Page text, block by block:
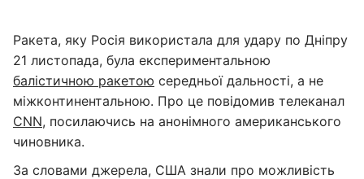
Ракета, яку Росія використала для удару по Дніпру
21 листопада, була експериментальною
балістичною ракетою середньої дальності, а не
міжконтинентальною. Про це повідомив телеканал
CNN, посилаючись на анонімного американського
чиновника.
За словами джерела, США знали про можливість